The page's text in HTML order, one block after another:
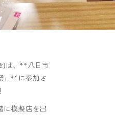
)は、**八日市
」**に参加さ
に模擬店を出